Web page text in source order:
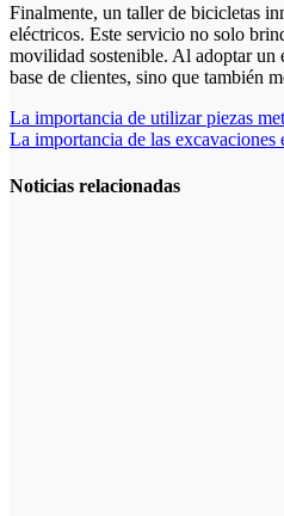
Finalmente, un taller de bicicletas
eléctricos. Este servicio no solo
movilidad sostenible. Al adoptar un
base de clientes, sino que también
Navegación
de
entradas
La importancia de utilizar piezas
La importancia de las excavaciones
Noticias relacionadas